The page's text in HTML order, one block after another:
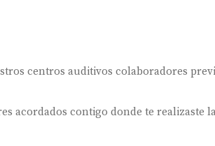
centros auditivos colaboradores
acordados contigo donde te realizaste